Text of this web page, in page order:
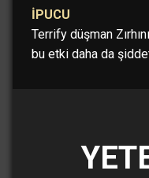
İPUCU
Terrify düşman
bu etki daha da